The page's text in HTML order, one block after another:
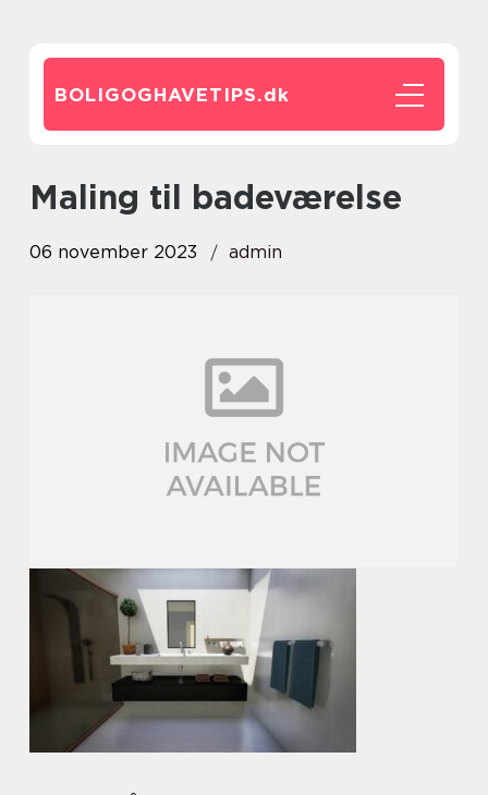
BOLIGOGHAVETIPS.dk
maling til badeværelse
06 november 2023 admin